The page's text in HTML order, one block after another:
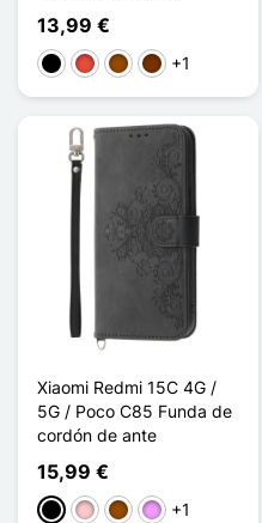
13,99 €
NegroRojoMarrónCafé+1
Xiaomi Redmi 15C 4G /
5G / Poco C85 Funda de
cordón de ante
15,99 €
NegroRosaMarrónMorado claro
+1